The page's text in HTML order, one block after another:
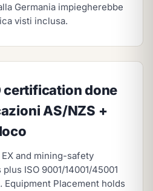
Germania impiegherebbe
visti inclusa.
certification done
AS/NZS +
and mining-safety
ISO 9001/14001/45001
Equipment Placement holds